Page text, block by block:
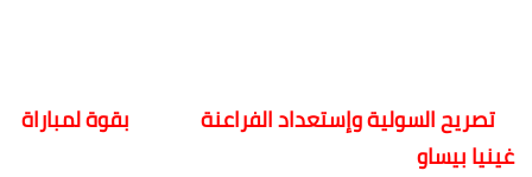
تصريح السولية وإستعداد الفراعنة بقوة لمباراة
غينيا بيساو